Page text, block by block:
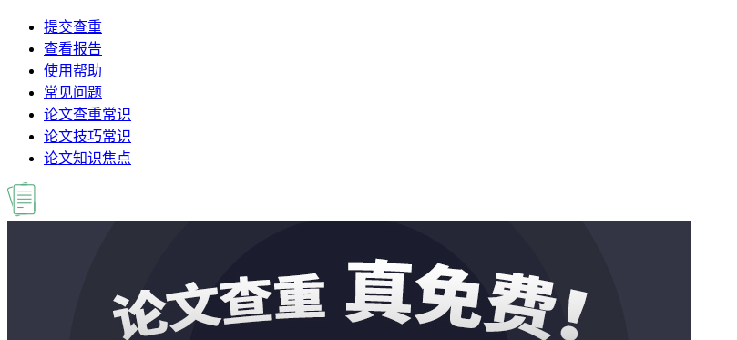
提交查重
查看报告
使用帮助
常见问题
论文查重常识
论文技巧常识
论文知识焦点